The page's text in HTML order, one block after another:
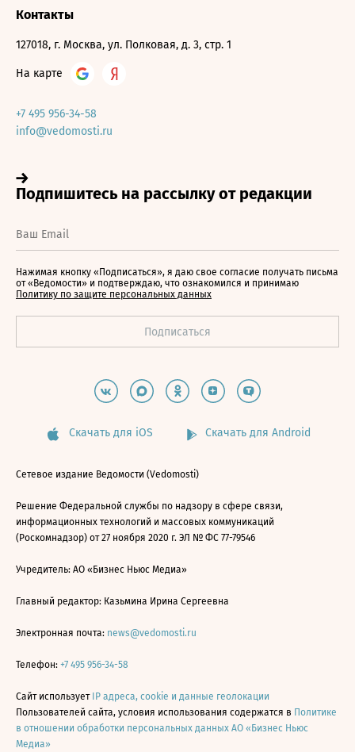
Контакты
127018, г. Москва, ул. Полковая, д. 3, стр. 1
На карте
+7 495 956-34-58
info@vedomosti.ru
Нажимая кнопку «Подписаться», я даю свое согласие получать письма
от «Ведомости» и подтверждаю, что ознакомился и принимаю
Политику по защите персональных данных
Скачать для iOS Скачать для Android
Сетевое издание Ведомости (Vedomosti)
Решение Федеральной службы по надзору в сфере связи,
информационных технологий и массовых коммуникаций
(Роскомнадзор) от 27 ноября 2020 г. ЭЛ № ФС 77-79546
Учредитель: АО «Бизнес Ньюс Медиа»
Главный редактор: Казьмина Ирина Сергеевна
Электронная почта: news@vedomosti.ru
Телефон: +7 495 956-34-58
Сайт использует IP адреса, cookie и данные геолокации
Пользователей сайта, условия использования содержатся в Политике
в отношении обработки персональных данных АО «Бизнес Ньюс
Медиа»